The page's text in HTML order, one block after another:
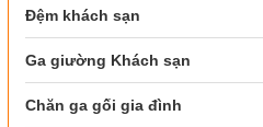
Đệm khách sạn
Ga giường Khách sạn
Chăn ga gối gia đình